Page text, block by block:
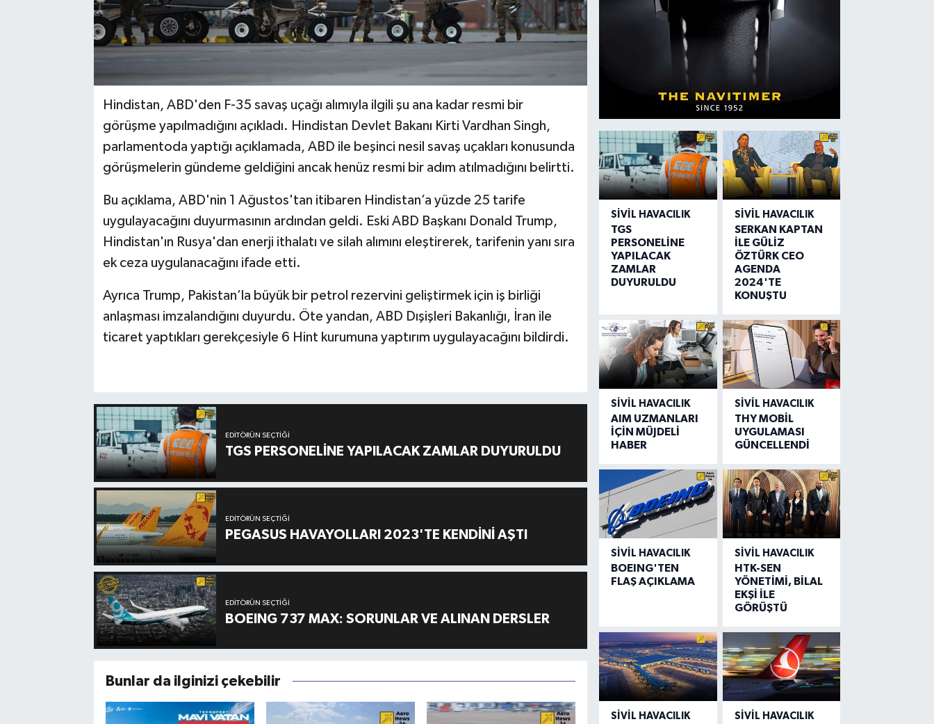
Hindistan, ABD'den F-35 savaş uçağı alımıyla ilgili şu ana kadar resmi bir
görüşme yapılmadığını açıkladı. Hindistan Devlet Bakanı Kirti Vardhan Singh,
parlamentoda yaptığı açıklamada, ABD ile beşinci nesil savaş uçakları konusunda
görüşmelerin gündeme geldiğini ancak henüz resmi bir adım atılmadığını belirtti.
Bu açıklama, ABD'nin 1 Ağustos'tan itibaren Hindistan’a yüzde 25 tarife
uygulayacağını duyurmasının ardından geldi. Eski ABD Başkanı Donald Trump,
Hindistan'ın Rusya'dan enerji ithalatı ve silah alımını eleştirerek, tarifenin yanı sıra
ek ceza uygulanacağını ifade etti.
Ayrıca Trump, Pakistan’la büyük bir petrol rezervini geliştirmek için iş birliği
anlaşması imzalandığını duyurdu. Öte yandan, ABD Dışişleri Bakanlığı, İran ile
ticaret yaptıkları gerekçesiyle 6 Hint kurumuna yaptırım uygulayacağını bildirdi.
EDITÖRÜN SEÇTIĞI
TGS PERSONELİNE YAPILACAK ZAMLAR DUYURULDU
EDITÖRÜN SEÇTIĞI
PEGASUS HAVAYOLLARI 2023'TE KENDİNİ AŞTI
EDITÖRÜN SEÇTIĞI
BOEING 737 MAX: SORUNLAR VE ALINAN DERSLER
Bunlar da ilginizi çekebilir
SIVIL HAVACILIK
TGS
PERSONELİNE
YAPILACAK
ZAMLAR
DUYURULDU
SIVIL HAVACILIK
SERKAN KAPTAN
İLE GÜLİZ
ÖZTÜRK CEO
AGENDA
2024'TE
KONUŞTU
SIVIL HAVACILIK
AIM UZMANLARI
İÇİN MÜJDELİ
HABER
SIVIL HAVACILIK
THY MOBİL
UYGULAMASI
GÜNCELLENDİ
SIVIL HAVACILIK
BOEING'TEN
FLAŞ AÇIKLAMA
SIVIL HAVACILIK
HTK-SEN
YÖNETİMİ, BİLAL
EKŞİ İLE
GÖRÜŞTÜ
SIVIL HAVACILIK SIVIL HAVACILIK